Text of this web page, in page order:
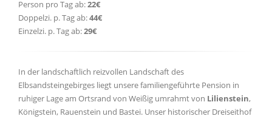
Person pro Tag ab:22€
Doppelzi. p. Tag ab:44€
Einzelzi. p. Tag ab:29€
In der landschaftlich reizvollen Landschaft des
Elbsandsteingebirges liegt unsere familiengeführte Pension in
ruhiger Lage am Ortsrand von Weißig umrahmt von Lilienstein,
Königstein, Rauenstein und Bastei. Unser historischer Dreiseithof